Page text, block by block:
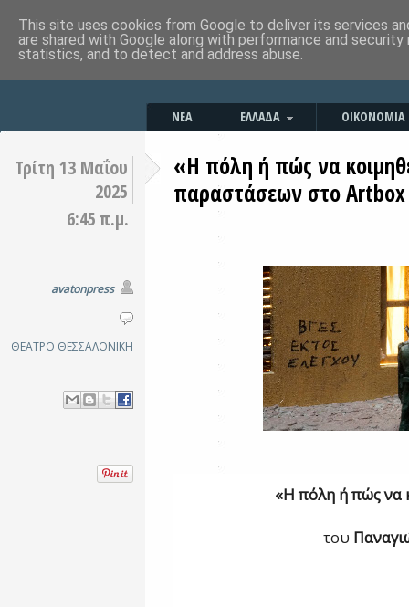
ΝΕΑ ΕΛΛΑΔΑ ΟΙΚΟΝΟΜΙΑ
Τρίτη 13 Μαΐου
2025
6:45 π.μ.
avatonpress
ΘΕΑΤΡΟ ΘΕΣΣΑΛΟΝΙΚΗ
«Η πόλη ή πώς να
παραστάσεων στο
«Η πόλη ή πώς να
του
This site uses cookies from Google to deliver its services
are shared with Google along with performance and
statistics, and to detect and address abuse.